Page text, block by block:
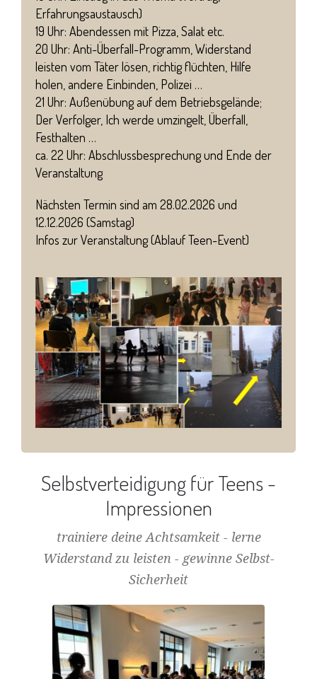
Erfahrungsaustausch)
19 Uhr: Abendessen mit Pizza, Salat etc.
20 Uhr: Anti-Überfall-Programm, Widerstand
leisten vom Täter lösen, richtig flüchten, Hilfe
holen, andere Einbinden, Polizei …
21 Uhr: Außenübung auf dem Betriebsgelände;
Der Verfolger, Ich werde umzingelt, Überfall,
Festhalten …
ca. 22 Uhr: Abschlussbesprechung und Ende der
Veranstaltung
Nächsten Termin sind am 28.02.2026 und
12.12.2026 (Samstag)
Infos zur Veranstaltung (Ablauf Teen-Event)
Selbstverteidigung für Teens -
Impressionen
trainiere deine Achtsamkeit - lerne
Widerstand zu leisten - gewinne Selbst-
Sicherheit